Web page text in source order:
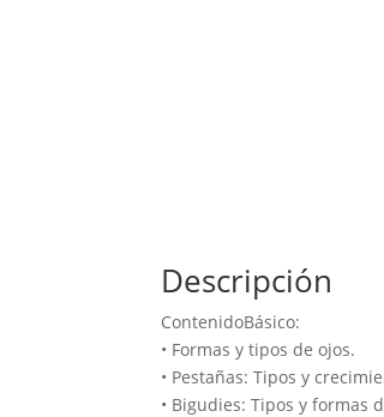
Descripción
ContenidoBásico:
• Formas y tipos de ojos.
• Pestañas: Tipos y
• Bigudies: Tipos y formas